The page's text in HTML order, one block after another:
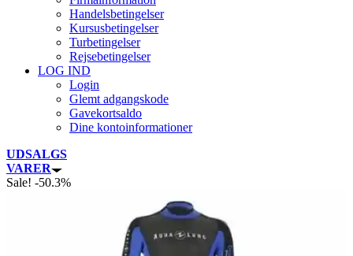
Handelsbetingelser
Kursusbetingelser
Turbetingelser
Rejsebetingelser
LOG IND
Login
Glemt adgangskode
Gavekortsaldo
Dine kontoinformationer
UDSALGS
VARER
Sale! -50.3%